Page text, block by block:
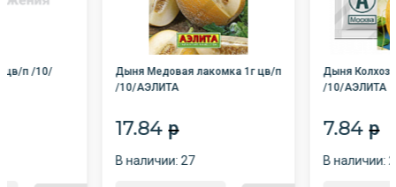
цв/п /10/
Дыня Медовая лакомка 1г цв/п
/10/АЭЛИТА
17.84 p
В наличии: 27
Дыня
/10/АЭЛИТА
7.84 p
В наличии: 2